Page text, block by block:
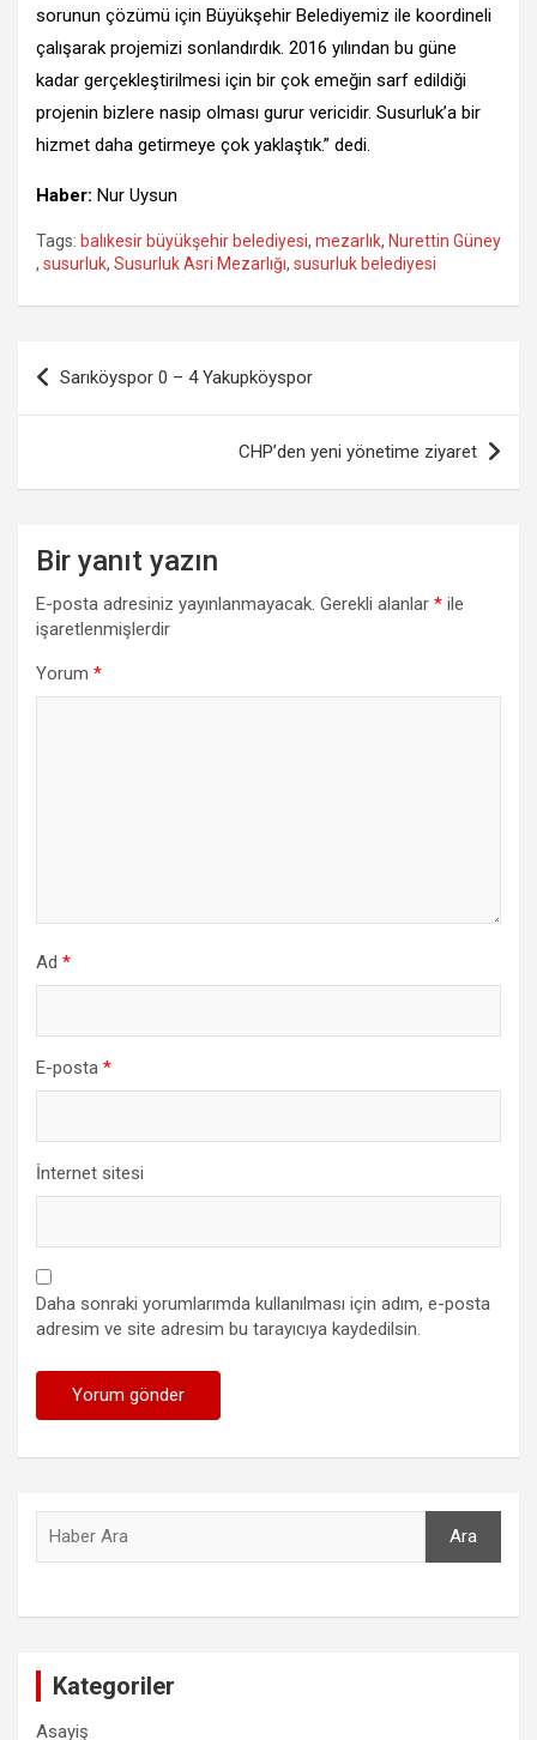
sorunun çözümü için Büyükşehir Belediyemiz ile koordineli
çalışarak projemizi sonlandırdık. 2016 yılından bu güne
kadar gerçekleştirilmesi için bir çok emeğin sarf edildiği
projenin bizlere nasip olması gurur vericidir. Susurluk’a bir
hizmet daha getirmeye çok yaklaştık.” dedi.
Haber: Nur Uysun
Tags: balıkesir büyükşehir belediyesi, mezarlık, Nurettin Güney
, susurluk, Susurluk Asri Mezarlığı, susurluk belediyesi
Yazı
gezinmesi
Sarıköyspor 0 – 4 Yakupköyspor
CHP’den yeni yönetime ziyaret
Bir yanıt yazın
E-posta adresiniz yayınlanmayacak. Gerekli alanlar * ile
işaretlenmişlerdir
Yorum *
Ad *
E-posta *
İnternet sitesi
Daha sonraki yorumlarımda kullanılması için adım, e-posta
adresim ve site adresim bu tarayıcıya kaydedilsin.
Ara
Kategoriler
Asayiş